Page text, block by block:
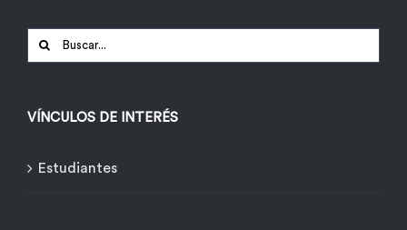
Buscar:
VÍNCULOS DE INTERÉS
Estudiantes